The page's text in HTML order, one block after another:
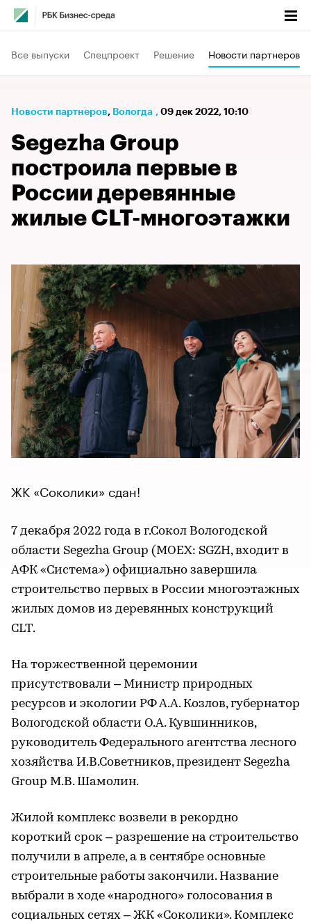
Все выпуски Спецпроект Решение Новости партнеров
Новости партнеров⁠, Вологда , 09 дек 2022, 10:10
Segezha Group
построила первые в
России деревянные
жилые CLT-многоэтажки
ЖК «Соколики» сдан!
7 декабря 2022 года в г.Сокол Вологодской
области Segezha Group (MOEX: SGZH, входит в
АФК «Система») официально завершила
строительство первых в России многоэтажных
жилых домов из деревянных конструкций
CLT.
На торжественной церемонии
присутствовали – Министр природных
ресурсов и экологии РФ А.А. Козлов, губернатор
Вологодской области О.А. Кувшинников,
руководитель Федерального агентства лесного
хозяйства И.В.Советников, президент Segezha
Group М.В. Шамолин.
Жилой комплекс возвели в рекордно
короткий срок – разрешение на строительство
получили в апреле, а в сентябре основные
строительные работы закончили. Название
выбрали в ходе «народного» голосования в
социальных сетях – ЖК «Соколики». Комплекс